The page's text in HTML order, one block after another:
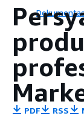
PDF RSS